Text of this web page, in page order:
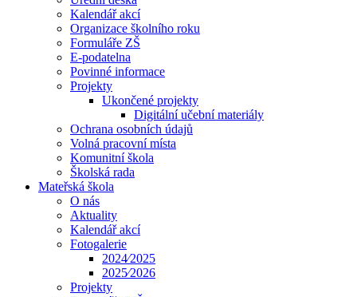
Kalendář akcí
Organizace školního roku
Formuláře ZŠ
E-podatelna
Povinné informace
Projekty
Ukončené projekty
Digitální učební materiály
Ochrana osobních údajů
Volná pracovní místa
Komunitní škola
Školská rada
Mateřská škola
O nás
Aktuality
Kalendář akcí
Fotogalerie
2024⁄2025
2025⁄2026
Projekty